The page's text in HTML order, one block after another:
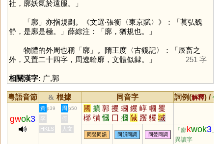
社，廓妖氣於遠服。」
「廓」亦指規劃。《文選‧張衡〈東京賦〉》：「萇弘魏
舒，是廓是極。」薛綜注：「廓，猶規也。」
物體的外周也稱「廓」。隋王度〈古鏡記〉：「辰畜之
外，又置二十四字，周遶輪廓，文體似隸。」
251 字
相關漢字: 广,郭
粵語音節 & 根據 同音字 詞例(解釋) /
gwok3
黃 p39 周 p50 國 擴 郭 攫 蟈 钁 崞 幗 矍
槨 彉 慖 囗 摑 馘 躩 貜 聝
玃 漍 彏 霩 簂 膕 漷 墎 嘓
李
何
HKLS
人文
同聲同韻 同韻同調 同聲同調
「廓kwok3
異讀字